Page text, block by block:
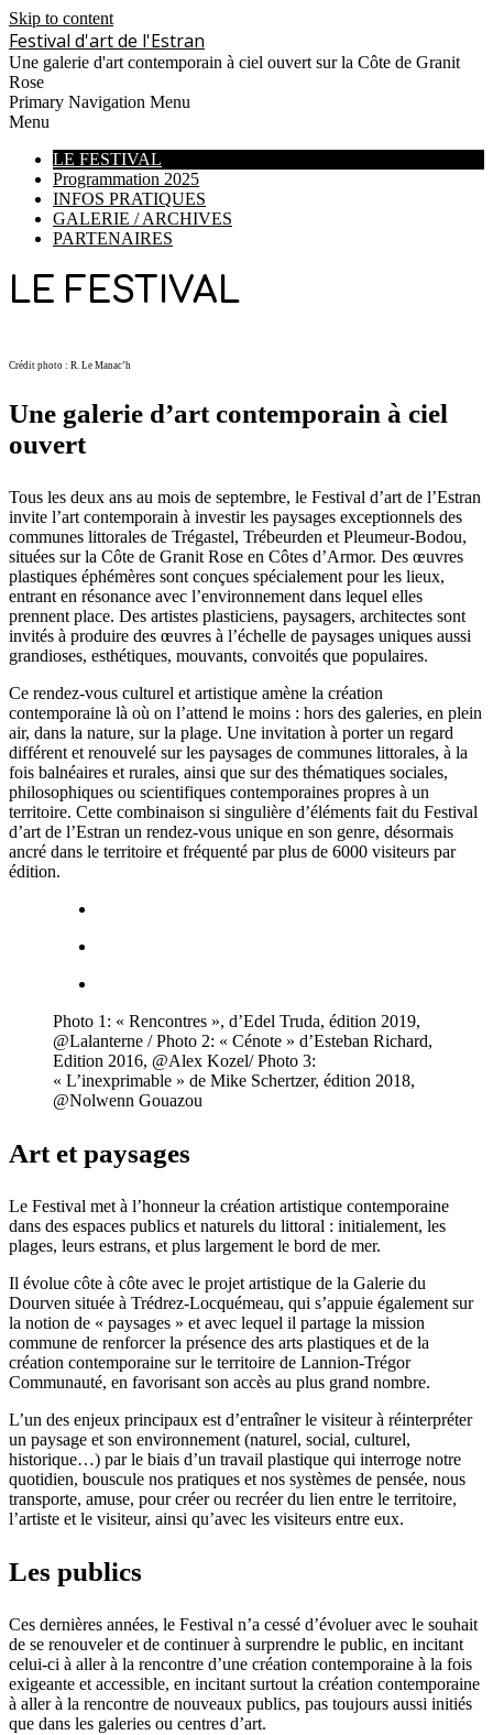
Skip to content
Festival d'art de l'Estran
Une galerie d'art contemporain à ciel ouvert sur la Côte de Granit
Rose
Primary Navigation Menu
Menu
LE FESTIVAL
Programmation 2025
INFOS PRATIQUES
GALERIE / ARCHIVES
PARTENAIRES
LE FESTIVAL
Crédit photo : R. Le Manac’h
Une galerie d’art contemporain à ciel
ouvert
Tous les deux ans au mois de septembre, le Festival d’art de l’Estran
invite l’art contemporain à investir les paysages exceptionnels des
communes littorales de Trégastel, Trébeurden et Pleumeur-Bodou,
situées sur la Côte de Granit Rose en Côtes d’Armor. Des œuvres
plastiques éphémères sont conçues spécialement pour les lieux,
entrant en résonance avec l’environnement dans lequel elles
prennent place. Des artistes plasticiens, paysagers, architectes sont
invités à produire des œuvres à l’échelle de paysages uniques aussi
grandioses, esthétiques, mouvants, convoités que populaires.
Ce rendez-vous culturel et artistique amène la création
contemporaine là où on l’attend le moins : hors des galeries, en plein
air, dans la nature, sur la plage. Une invitation à porter un regard
différent et renouvelé sur les paysages de communes littorales, à la
fois balnéaires et rurales, ainsi que sur des thématiques sociales,
philosophiques ou scientifiques contemporaines propres à un
territoire. Cette combinaison si singulière d’éléments fait du Festival
d’art de l’Estran un rendez-vous unique en son genre, désormais
ancré dans le territoire et fréquenté par plus de 6000 visiteurs par
édition.
Photo 1: « Rencontres », d’Edel Truda, édition 2019,
@Lalanterne / Photo 2: « Cénote » d’Esteban Richard,
Edition 2016, @Alex Kozel/ Photo 3:
« L’inexprimable » de Mike Schertzer, édition 2018,
@Nolwenn Gouazou
Art et paysages
Le Festival met à l’honneur la création artistique contemporaine
dans des espaces publics et naturels du littoral : initialement, les
plages, leurs estrans, et plus largement le bord de mer.
Il évolue côte à côte avec le projet artistique de la Galerie du
Dourven située à Trédrez-Locquémeau, qui s’appuie également sur
la notion de « paysages » et avec lequel il partage la mission
commune de renforcer la présence des arts plastiques et de la
création contemporaine sur le territoire de Lannion-Trégor
Communauté, en favorisant son accès au plus grand nombre.
L’un des enjeux principaux est d’entraîner le visiteur à réinterpréter
un paysage et son environnement (naturel, social, culturel,
historique…) par le biais d’un travail plastique qui interroge notre
quotidien, bouscule nos pratiques et nos systèmes de pensée, nous
transporte, amuse, pour créer ou recréer du lien entre le territoire,
l’artiste et le visiteur, ainsi qu’avec les visiteurs entre eux.
Les publics
Ces dernières années, le Festival n’a cessé d’évoluer avec le souhait
de se renouveler et de continuer à surprendre le public, en incitant
celui-ci à aller à la rencontre d’une création contemporaine à la fois
exigeante et accessible, en incitant surtout la création contemporaine
à aller à la rencontre de nouveaux publics, pas toujours aussi initiés
que dans les galeries ou centres d’art.